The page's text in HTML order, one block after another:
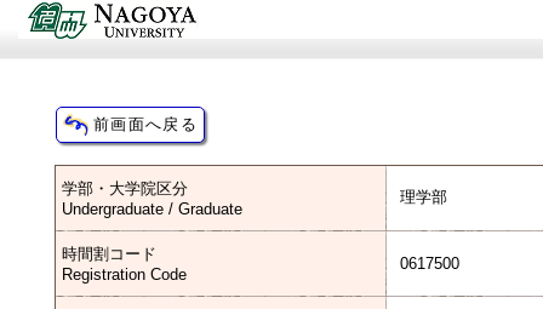
学部・大学院区分
Undergraduate / Graduate
理学部
時間割コード
Registration Code
0617500